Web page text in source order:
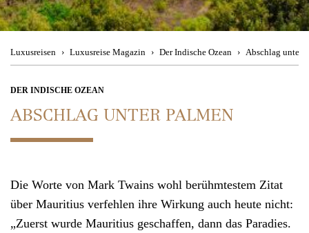
Besuchen Sie unsim Travel Store
Theresienstraße 1
80333 München
Mo. - Fr. 08:00 - 19:00 Uhr, Sa. 11:00 - 15:00 Uhr
Wir beratenSie gerne telefonisch
+49 (0)89 90 77 88 99
Zürich +41 (0)44 2 2 71 27 1
Magic Moments
Urban Hotspots
Culinary Journey
Reiseziele
Luxusreisen Luxusreise Magazin Der Indische Ozean Abschlag unter
DER INDISCHE OZEAN
ABSCHLAG UNTER PALMEN
Die Worte von Mark Twains wohl berühmtestem Zitat
über Mauritius verfehlen ihre Wirkung auch heute nicht:
„Zuerst wurde Mauritius geschaffen, dann das Paradies.